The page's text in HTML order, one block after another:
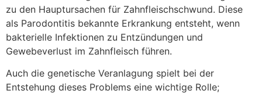
zu den Hauptursachen für Zahnfleischschwund. Diese
als Parodontitis bekannte Erkrankung entsteht, wenn
bakterielle Infektionen zu Entzündungen und
Gewebeverlust im Zahnfleisch führen.
Auch die genetische Veranlagung spielt bei der
Entstehung dieses Problems eine wichtige Rolle;